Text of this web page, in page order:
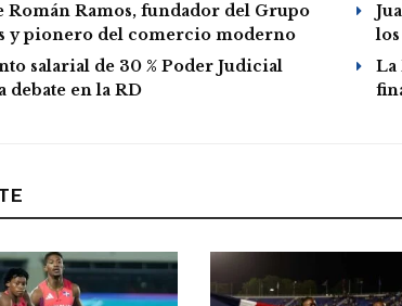
Román Ramos, fundador del Grupo
y pionero del comercio moderno
salarial de 30 % Poder Judicial
debate en la RD
La